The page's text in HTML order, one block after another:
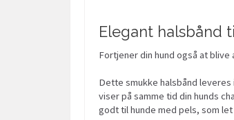
Elegant halsbånd
Fortjener din hund også at
Dette smukke halsbånd
viser på samme tid din hunds
godt til hunde med pels, som